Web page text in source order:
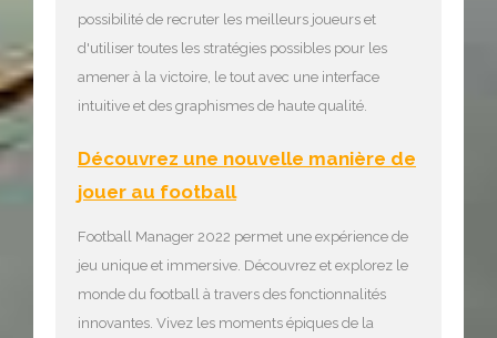
possibilité de recruter les meilleurs joueurs et
d'utiliser toutes les stratégies possibles pour les
amener à la victoire, le tout avec une interface
intuitive et des graphismes de haute qualité.
Découvrez une nouvelle manière de
jouer au football
Football Manager 2022 permet une expérience de
jeu unique et immersive. Découvrez et explorez le
monde du football à travers des fonctionnalités
innovantes. Vivez les moments épiques de la